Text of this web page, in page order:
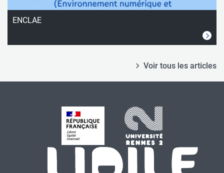
ENCLAE
Voir tous les articles